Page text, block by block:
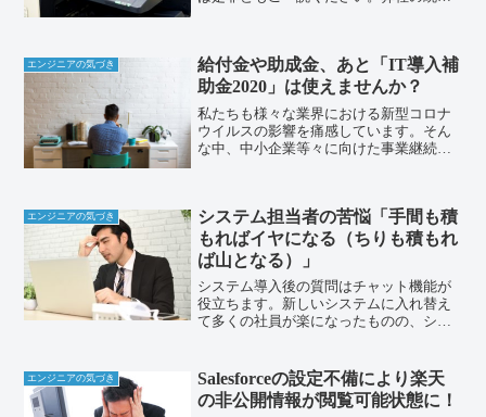
ンター料金...
エンジニアの気づき
給付金や助成金、あと「IT導入補
助金2020」は使えませんか？
私たちも様々な業界における新型コロナ
ウイルスの影響を痛感しています。そん
な中、中小企業等々に向けた事業継続の
正直、知る人ぞ知る...
エンジニアの気づき
システム担当者の苦悩「手間も積
もればイヤになる（ちりも積もれ
ば山となる）」
システム導入後の質問はチャット機能が
役立ちます。新しいシステムに入れ替え
て多くの社員が楽になったものの、シス
急いでいるわけではないけど疑問に感じ
たこと・電話を掛けたけど...
エンジニアの気づき
Salesforceの設定不備により楽天
の非公開情報が閲覧可能状態に！